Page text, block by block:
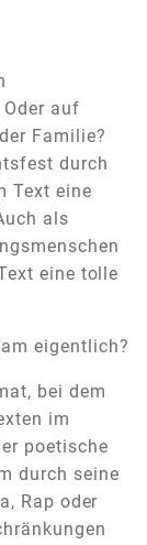
auf
Familie?
durch
Text eine
als
eine tolle
eigentlich?
bei dem
im
poetische
durch seine
Rap oder